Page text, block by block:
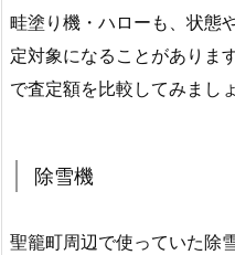
畦塗り機・ハローも、状態
定対象になることがありま
で査定額を比較してみましょ
除雪機
聖籠町周辺で使っていた除